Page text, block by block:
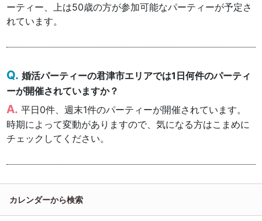
ーティー、上は50歳の方が参加可能なパーティーが予定さ
れています。
婚活パーティーの君津市エリアでは1日何件のパーティ
ーが開催されていますか？
平日0件、週末1件のパーティーが開催されています。
時期によって変動がありますので、気になる方はこまめに
チェックしてください。
カレンダーから検索